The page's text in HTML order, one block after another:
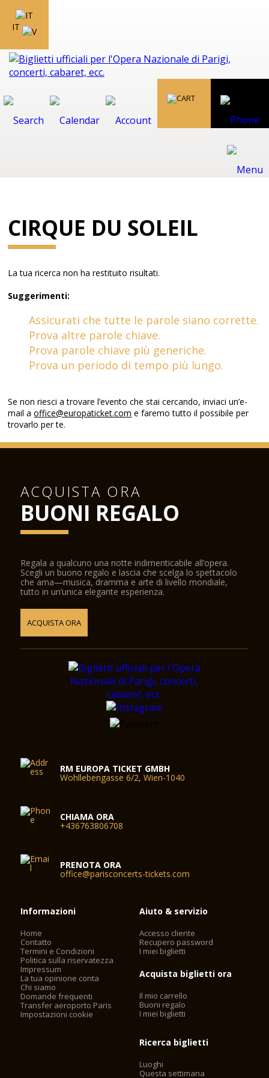
IT
CIRQUE DU SOLEIL
La tua ricerca non ha restituito risultati.
Suggerimenti:
Assicurati che tutte le parole siano corrette.
Prova altre parole chiave.
Prova parole chiave più generiche.
Prova un periodo di tempo più lungo.
Se non riesci a trovare l’evento che stai cercando, inviaci un’e-
mail aoffice@europaticket.com e faremo tutto il possibile per
trovarlo per te.
ACQUISTA ORA
BUONI REGALO
Regala a qualcuno una notte indimenticabile all’opera.
Scegli un buono regalo e lascia che scelga lo spettacolo
che ama—musica, dramma e arte di livello mondiale,
tutto in un’unica elegante esperienza.
ACQUISTA ORA
RM EUROPA TICKET GMBH
Wohllebengasse 6/2, Wien-1040
CHIAMA ORA
+436763806708
PRENOTA ORA
office@parisconcerts-tickets.com
Informazioni
Home
Contatto
Termini e Condizioni
Politica sulla riservatezza
Impressum
La tua opinione conta
Chi siamo
Domande frequenti
Transfer aeroporto Paris
Impostazioni cookie
Aiuto & servizio
Accesso cliente
Recupero password
I miei biglietti
Acquista biglietti ora
Il mio carrello
Buoni regalo
I miei biglietti
Ricerca biglietti
Luoghi
Questa settimana